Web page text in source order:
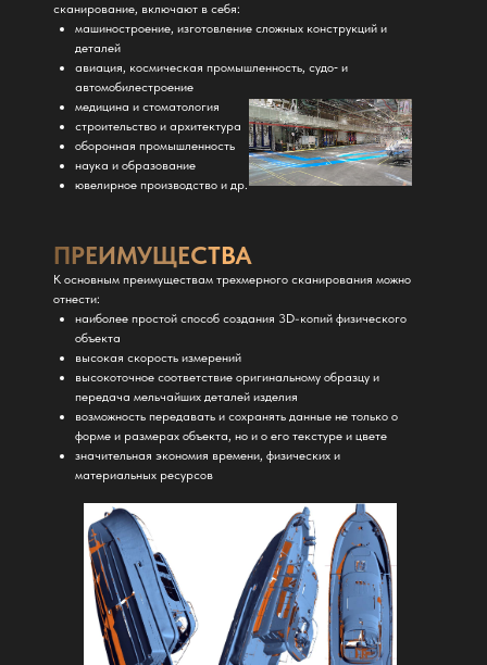
сканирование, включают в себя:
машиностроение, изготовление сложных конструкций и
деталей
авиация, космическая промышленность, судо‑ и
автомобилестроение
медицина и стоматология
строительство и архитектура
оборонная промышленность
наука и образование
ювелирное производство и др.
ПРЕИМУЩЕСТВА
К основным преимуществам трехмерного сканирования можно
отнести:
наиболее простой способ создания 3D-копий физического
объекта
высокая скорость измерений
высокоточное соответствие оригинальному образцу и
передача мельчайших деталей изделия
возможность передавать и сохранять данные не только о
форме и размерах объекта, но и о его текстуре и цвете
значительная экономия времени, физических и
материальных ресурсов